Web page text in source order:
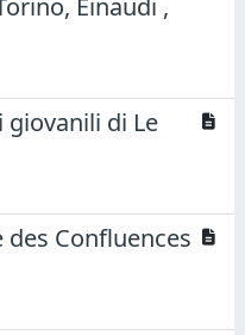
giovanili di Le
des Confluences